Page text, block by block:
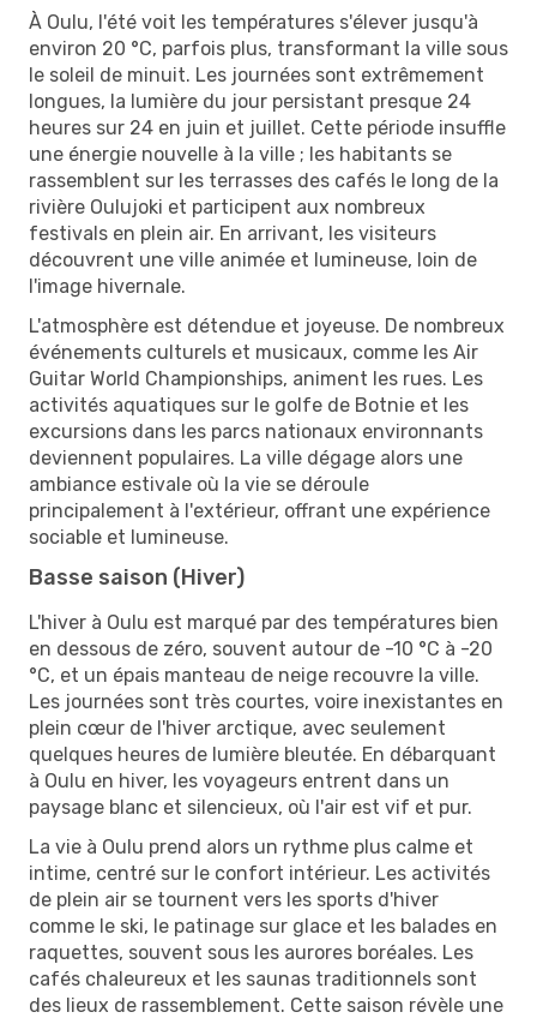
À Oulu, l'été voit les températures s'élever jusqu'à
environ 20 °C, parfois plus, transformant la ville sous
le soleil de minuit. Les journées sont extrêmement
longues, la lumière du jour persistant presque 24
heures sur 24 en juin et juillet. Cette période insuffle
une énergie nouvelle à la ville ; les habitants se
rassemblent sur les terrasses des cafés le long de la
rivière Oulujoki et participent aux nombreux
festivals en plein air. En arrivant, les visiteurs
découvrent une ville animée et lumineuse, loin de
l'image hivernale.
L'atmosphère est détendue et joyeuse. De nombreux
événements culturels et musicaux, comme les Air
Guitar World Championships, animent les rues. Les
activités aquatiques sur le golfe de Botnie et les
excursions dans les parcs nationaux environnants
deviennent populaires. La ville dégage alors une
ambiance estivale où la vie se déroule
principalement à l'extérieur, offrant une expérience
sociable et lumineuse.
Basse saison (Hiver)
L'hiver à Oulu est marqué par des températures bien
en dessous de zéro, souvent autour de -10 °C à -20
°C, et un épais manteau de neige recouvre la ville.
Les journées sont très courtes, voire inexistantes en
plein cœur de l'hiver arctique, avec seulement
quelques heures de lumière bleutée. En débarquant
à Oulu en hiver, les voyageurs entrent dans un
paysage blanc et silencieux, où l'air est vif et pur.
La vie à Oulu prend alors un rythme plus calme et
intime, centré sur le confort intérieur. Les activités
de plein air se tournent vers les sports d'hiver
comme le ski, le patinage sur glace et les balades en
raquettes, souvent sous les aurores boréales. Les
cafés chaleureux et les saunas traditionnels sont
des lieux de rassemblement. Cette saison révèle une